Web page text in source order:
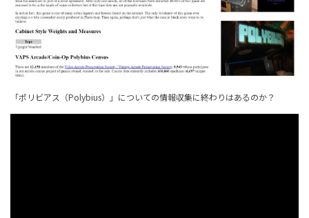
「ポリビアス（Polybius）」についての情報収集に終わりはあるのか？